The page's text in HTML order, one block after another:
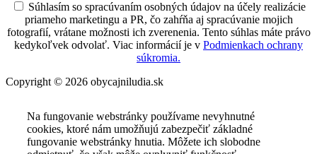
Súhlasím so spracúvaním osobných údajov na účely realizácie
priameho marketingu a PR, čo zahŕňa aj spracúvanie mojich
fotografií, vrátane možnosti ich zverenenia. Tento súhlas máte právo
kedykoľvek odvolať. Viac informácií je v Podmienkach ochrany
súkromia.
Copyright © 2026 obycajniludia.sk
Na fungovanie webstránky používame nevyhnutné
cookies, ktoré nám umožňujú zabezpečiť základné
fungovanie webstránky hnutia. Môžete ich slobodne